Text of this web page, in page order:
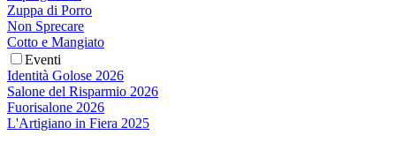
Zuppa di Porro
Non Sprecare
Cotto e Mangiato
Eventi
Identità Golose 2026
Salone del Risparmio 2026
Fuorisalone 2026
L'Artigiano in Fiera 2025